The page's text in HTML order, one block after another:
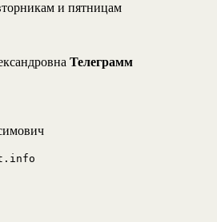
и пятницам
Телеграмм